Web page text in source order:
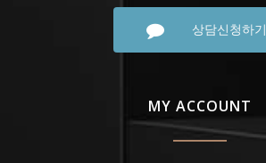
상담신청하기
MY ACCOUNT